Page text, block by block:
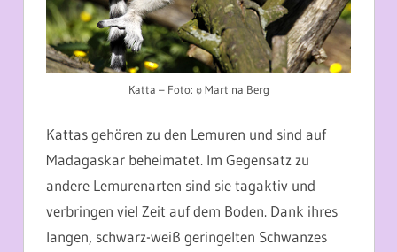
Katta – Foto: © Martina Berg
Kattas gehören zu den Lemuren und sind auf
Madagaskar beheimatet. Im Gegensatz zu
andere Lemurenarten sind sie tagaktiv und
verbringen viel Zeit auf dem Boden. Dank ihres
langen, schwarz-weiß geringelten Schwanzes